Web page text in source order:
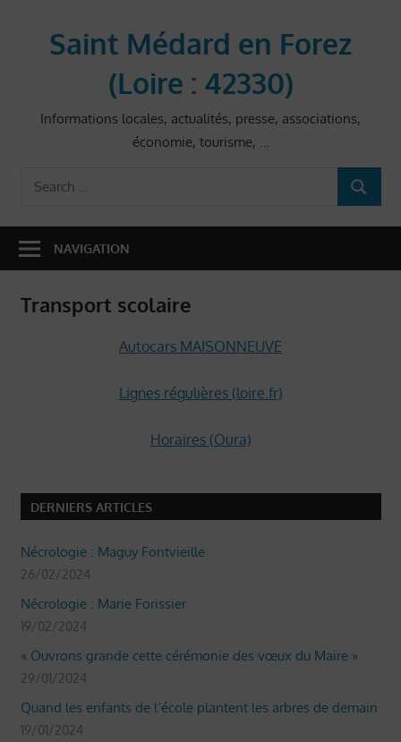
Saint Médard en Forez
(Loire : 42330)
Informations locales, actualités, presse, associations,
économie, tourisme, …
Search
SEARCH
NAVIGATION
Transport scolaire
Autocars MAISONNEUVE
Lignes régulières (loire.fr)
Horaires (Oura)
DERNIERS ARTICLES
Nécrologie : Maguy Fontvieille
26/02/2024
Nécrologie : Marie Forissier
19/02/2024
« Ouvrons grande cette cérémonie des vœux du Maire »
29/01/2024
Quand les enfants de l’école plantent les arbres de demain
19/01/2024